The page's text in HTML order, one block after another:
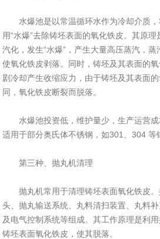
水爆池是以常温循环水作为冷却介质，
用“水爆”去除铸坯表面的氧化铁皮。其原
汽化，发生“水爆”，产生大量高压蒸汽，
使氧化铁皮剥落。同时，铸坯及其表面的
剧冷却产生收缩应力，由于铸坯及其表面
同，氧化铁皮断裂而脱落。
水爆池投资低，维护量少，生产运营成
适用于部分奥氏体不锈钢，如301、304 等
第三种、抛丸机清理
抛丸机常用于清理铸坯表面氧化铁皮。
头、抛丸输送系统、丸料清扫装置、丸料
及电气控制系统等组成。其工作原理是利
铸坯表面氧化铁皮，使其脱落。